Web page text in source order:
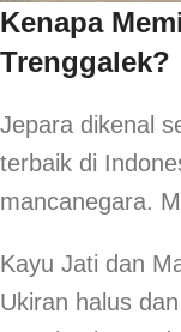
Kenapa
Trenggalek?
Jepara dikenal
terbaik di
mancanegara.
Kayu Jati dan
Ukiran halus